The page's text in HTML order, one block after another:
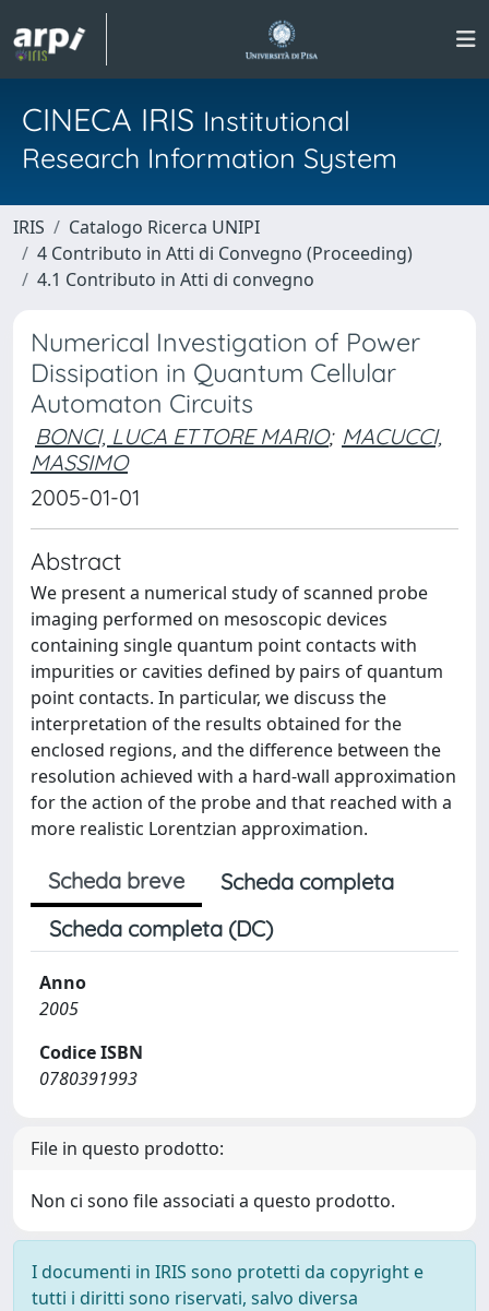
CINECA IRIS Institutional
Research Information System
IRIS
Catalogo Ricerca UNIPI
4 Contributo in Atti di Convegno (Proceeding)
4.1 Contributo in Atti di convegno
Numerical Investigation of Power
Dissipation in Quantum Cellular
Automaton Circuits
BONCI, LUCA ETTORE MARIO; MACUCCI,
MASSIMO
2005-01-01
Abstract
We present a numerical study of scanned probe
imaging performed on mesoscopic devices
containing single quantum point contacts with
impurities or cavities defined by pairs of quantum
point contacts. In particular, we discuss the
interpretation of the results obtained for the
enclosed regions, and the difference between the
resolution achieved with a hard-wall approximation
for the action of the probe and that reached with a
more realistic Lorentzian approximation.
Scheda breve
Scheda completa
Scheda completa (DC)
Anno
2005
Codice ISBN
0780391993
File in questo prodotto:
Non ci sono file associati a questo prodotto.
I documenti in IRIS sono protetti da copyright e
tutti i diritti sono riservati, salvo diversa